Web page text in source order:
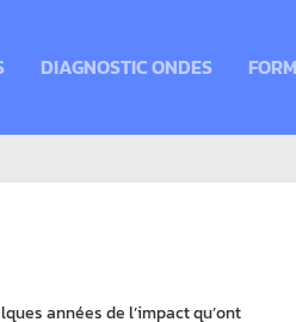
DIAGNOSTIC ONDES
années de l’impact qu’ont